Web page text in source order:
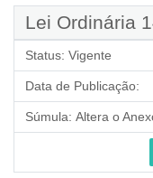
Lei Ordinária
Status: Vigente
Data de Publicação:
Súmula: Altera o